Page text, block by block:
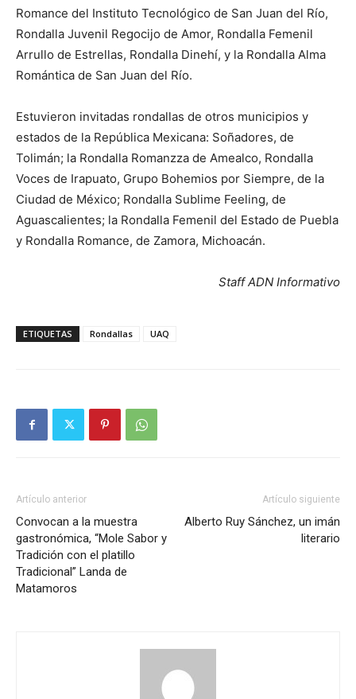
Romance del Instituto Tecnológico de San Juan del Río,
Rondalla Juvenil Regocijo de Amor, Rondalla Femenil
Arrullo de Estrellas, Rondalla Dinehí, y la Rondalla Alma
Romántica de San Juan del Río.
Estuvieron invitadas rondallas de otros municipios y
estados de la República Mexicana: Soñadores, de
Tolimán; la Rondalla Romanzza de Amealco, Rondalla
Voces de Irapuato, Grupo Bohemios por Siempre, de la
Ciudad de México; Rondalla Sublime Feeling, de
Aguascalientes; la Rondalla Femenil del Estado de Puebla
y Rondalla Romance, de Zamora, Michoacán.
Staff ADN Informativo
ETIQUETAS Rondallas UAQ
Artículo anterior
Convocan a la muestra
gastronómica, “Mole Sabor y
Tradición con el platillo
Tradicional” Landa de
Matamoros
Artículo siguiente
Alberto Ruy Sánchez, un imán
literario